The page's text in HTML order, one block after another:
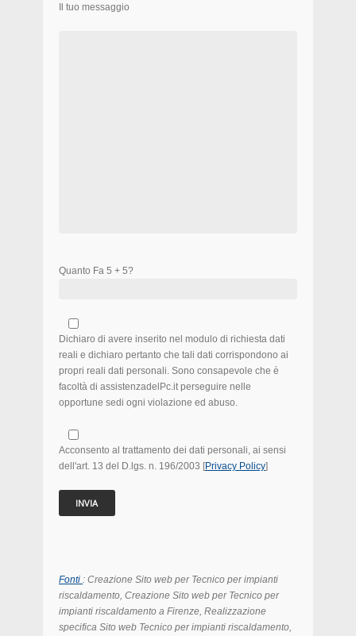
Il tuo messaggio
Quanto Fa 5 + 5?
Dichiaro di avere inserito nel modulo di richiesta dati
reali e dichiaro pertanto che tali dati corrispondono ai
propri reali dati personali. Sono consapevole che è
facoltà di assistenzadelPc.it perseguire nelle
opportune sedi ogni violazione ed abuso.
Acconsento al trattamento dei dati personali, ai sensi
dell'art. 13 del D.lgs. n. 196/2003 [Privacy Policy]
Fonti : Creazione Sito web per Tecnico per impianti
riscaldamento, Creazione Sito web per Tecnico per
impianti riscaldamento a Firenze, Realizzazione
specifica Sito web Tecnico per impianti riscaldamento,